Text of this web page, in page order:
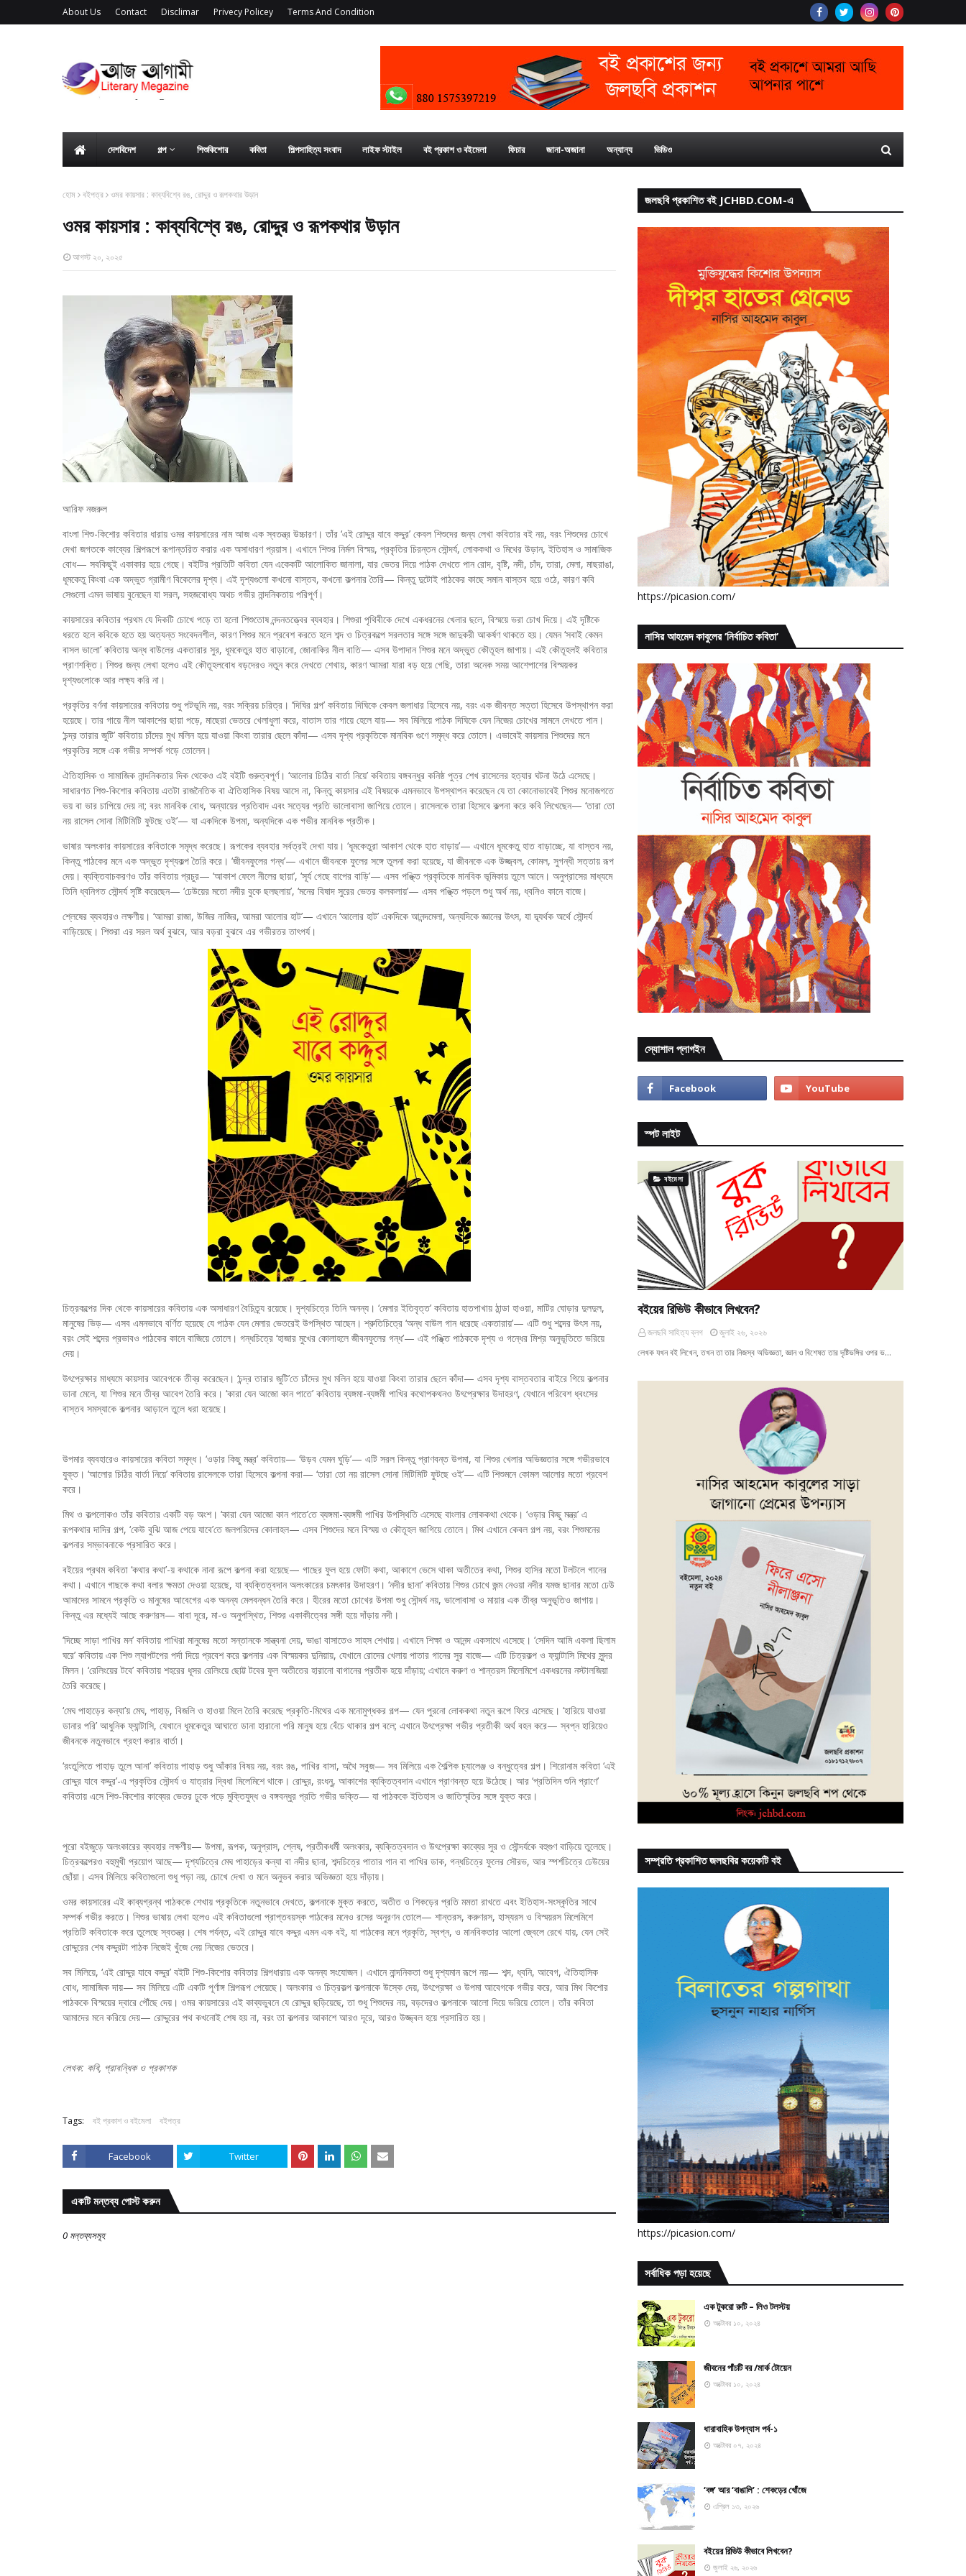
About Us Contact Disclimar Privecy Policey Terms And Condition
দেশবিদেশ গল্প শিশুকিশোর কবিতা শিল্পসাহিত্য সংবাদ লাইফ স্টাইল বই প্রকাশ ও বইমেলা ফিচার জানা-অজানা অন্যান্য ভিডিও
হোম বইপত্র ওমর কায়সার : কাব্যবিশ্বে রঙ, রোদ্দুর ও রূপকথার উড়ান
ওমর কায়সার : কাব্যবিশ্বে রঙ, রোদ্দুর ও রূপকথার উড়ান
আগস্ট ২০, ২০২৫
আরিফ নজরুল
বাংলা শিশু-কিশোর কবিতার ধারায় ওমর কায়সারের নাম আজ এক স্বতন্ত্র উচ্চারণ। তাঁর ‘এই রোদ্দুর যাবে কদ্দুর’ কেবল শিশুদের জন্য লেখা কবিতার বই নয়, বরং শিশুদের চোখে
দেখা জগতকে কাব্যের শিল্পরূপে রূপান্তরিত করার এক অসাধারণ প্রয়াস। এখানে শিশুর নির্মল বিস্ময়, প্রকৃতির চিরন্তন সৌন্দর্য, লোককথা ও মিথের উড়ান, ইতিহাস ও সামাজিক
বোধ— সবকিছুই একাকার হয়ে গেছে। বইটির প্রতিটি কবিতা যেন একেকটি আলোকিত জানালা, যার ভেতর দিয়ে পাঠক দেখতে পান রোদ, বৃষ্টি, নদী, চাঁদ, তারা, মেলা, মাছরাঙা,
ধূমকেতু কিংবা এক অদ্ভুত গ্রামীণ বিকেলের দৃশ্য। এই দৃশ্যগুলো কখনো বাস্তব, কখনো কল্পনার তৈরি— কিন্তু দুটোই পাঠকের কাছে সমান বাস্তব হয়ে ওঠে, কারণ কবি
সেগুলো এমন ভাষায় বুনেছেন যা সরল, সহজবোধ্য অথচ গভীর নান্দনিকতায় পরিপূর্ণ।
কায়সারের কবিতার প্রথম যে দিকটি চোখে পড়ে তা হলো শিশুতোষ নন্দনতত্ত্বের ব্যবহার। শিশুরা পৃথিবীকে দেখে একধরনের খেলার ছলে, বিস্ময়ে ভরা চোখ দিয়ে। এই দৃষ্টিকে
ধরতে হলে কবিকে হতে হয় অত্যন্ত সংবেদনশীল, কারণ শিশুর মনে প্রবেশ করতে হলে শব্দ ও চিত্রকল্পে সরলতার সঙ্গে সঙ্গে জাদুকরী আকর্ষণ থাকতে হয়। যেমন ‘সবাই কেমন
বাসল ভালো’ কবিতায় অন্ধ বাউলের একতারার সুর, ধূমকেতুর হাত বাড়ানো, জোনাকির নীল বাতি— এসব উপাদান শিশুর মনে অদ্ভুত কৌতূহল জাগায়। এই কৌতূহলই কবিতার
প্রাণশক্তি। শিশুর জন্য লেখা হলেও এই কৌতূহলবোধ বড়দেরও নতুন করে দেখতে শেখায়, কারণ আমরা যারা বড় হয়ে গেছি, তারা অনেক সময় আশেপাশের বিস্ময়কর
দৃশ্যগুলোকে আর লক্ষ্য করি না।
প্রকৃতির বর্ণনা কায়সারের কবিতায় শুধু পটভূমি নয়, বরং সক্রিয় চরিত্র। ‘দিঘির গল্প’ কবিতায় দিঘিকে কেবল জলাধার হিসেবে নয়, বরং এক জীবন্ত সত্তা হিসেবে উপস্থাপন করা
হয়েছে। তার গায়ে নীল আকাশের ছায়া পড়ে, মাছেরা ভেতরে খেলাধুলা করে, বাতাস তার গায়ে হেলে যায়— সব মিলিয়ে পাঠক দিঘিকে যেন নিজের চোখের সামনে দেখতে পান।
‘চন্দ্র তারার জুটি’ কবিতায় চাঁদের মুখ মলিন হয়ে যাওয়া কিংবা তারার ছেলে কাঁদা— এসব দৃশ্য প্রকৃতিকে মানবিক গুণে সমৃদ্ধ করে তোলে। এভাবেই কায়সার শিশুদের মনে
প্রকৃতির সঙ্গে এক গভীর সম্পর্ক গড়ে তোলেন।
ঐতিহাসিক ও সামাজিক নান্দনিকতার দিক থেকেও এই বইটি গুরুত্বপূর্ণ। ‘আলোর চিঠির বার্তা নিয়ে’ কবিতায় বঙ্গবন্ধুর কনিষ্ঠ পুত্র শেখ রাসেলের হত্যার ঘটনা উঠে এসেছে।
সাধারণত শিশু-কিশোর কবিতায় এতটা রাজনৈতিক বা ঐতিহাসিক বিষয় আসে না, কিন্তু কায়সার এই বিষয়কে এমনভাবে উপস্থাপন করেছেন যে তা কোনোভাবেই শিশুর মনোজগতে
ভয় বা ভার চাপিয়ে দেয় না; বরং মানবিক বোধ, অন্যায়ের প্রতিবাদ এবং সত্যের প্রতি ভালোবাসা জাগিয়ে তোলে। রাসেলকে তারা হিসেবে কল্পনা করে কবি লিখেছেন— ‘তারা তো
নয় রাসেল সোনা মিটিমিটি ফুটছে ওই’— যা একদিকে উপমা, অন্যদিকে এক গভীর মানবিক প্রতীক।
ভাষার অলংকার কায়সারের কবিতাকে সমৃদ্ধ করেছে। রূপকের ব্যবহার সর্বত্রই দেখা যায়। ‘ধূমকেতুরা আকাশ থেকে হাত বাড়ায়’— এখানে ধূমকেতু হাত বাড়াচ্ছে, যা বাস্তব নয়,
কিন্তু পাঠকের মনে এক অদ্ভুত দৃশ্যকল্প তৈরি করে। ‘জীবনফুলের গন্ধ’— এখানে জীবনকে ফুলের সঙ্গে তুলনা করা হয়েছে, যা জীবনকে এক উজ্জ্বল, কোমল, সুগন্ধী সত্তায় রূপ
দেয়। ব্যক্তিবাচকরণও তাঁর কবিতায় প্রচুর— ‘আকাশ ফেলে নীলের ছায়া’, ‘সূর্য গেছে বাপের বাড়ি’— এসব পঙ্ক্তি প্রকৃতিকে মানবিক ভূমিকায় তুলে আনে। অনুপ্রাসের মাধ্যমে
তিনি ধ্বনিগত সৌন্দর্য সৃষ্টি করেছেন— ‘ঢেউয়ের মতো নদীর বুকে ছলছলায়’, ‘মনের বিষাদ সুরের ভেতর কলকলায়’— এসব পঙ্ক্তি পড়লে শুধু অর্থ নয়, ধ্বনিও কানে বাজে।
শ্লেষের ব্যবহারও লক্ষণীয়। ‘আমরা রাজা, উজির নাজির, আমরা আলোর হাট’— এখানে ‘আলোর হাট’ একদিকে আনন্দমেলা, অন্যদিকে জ্ঞানের উৎস, যা দ্ব্যর্থক অর্থে সৌন্দর্য
বাড়িয়েছে। শিশুরা এর সরল অর্থ বুঝবে, আর বড়রা বুঝবে এর গভীরতর তাৎপর্য।
চিত্রকল্পের দিক থেকে কায়সারের কবিতায় এক অসাধারণ বৈচিত্র্য রয়েছে। দৃশ্যচিত্রে তিনি অনন্য। ‘মেলার ইতিবৃত্ত’ কবিতায় হাতপাখায় ঠান্ডা হাওয়া, মাটির ঘোড়ার দুলদুল,
মানুষের ভিড়— এসব এমনভাবে বর্ণিত হয়েছে যে পাঠক যেন মেলার ভেতরেই উপস্থিত আছেন। শ্রুতিচিত্রে ‘অন্ধ বাউল গান ধরেছে একতারায়’— এটি শুধু শব্দের উৎস নয়,
বরং সেই শব্দের প্রভাবও পাঠকের কানে বাজিয়ে তোলে। গন্ধচিত্রে ‘হাজার মুখের কোলাহলে জীবনফুলের গন্ধ’— এই পঙ্ক্তি পাঠককে দৃশ্য ও গন্ধের মিশ্র অনুভূতিতে ভরিয়ে
দেয়।
উৎপ্রেক্ষার মাধ্যমে কায়সার আবেগকে তীব্র করেছেন। ‘চন্দ্র তারার জুটি’তে চাঁদের মুখ মলিন হয়ে যাওয়া কিংবা তারার ছেলে কাঁদা— এসব দৃশ্য বাস্তবতার বাইরে গিয়ে কল্পনার
ডানা মেলে, যা শিশুর মনে তীব্র আবেগ তৈরি করে। ‘কারা যেন আজো কান পাতে’ কবিতায় ব্যঙ্গমা-ব্যঙ্গমী পাখির কথোপকথনও উৎপ্রেক্ষার উদাহরণ, যেখানে পরিবেশ ধ্বংসের
বাস্তব সমস্যাকে কল্পনার আড়ালে তুলে ধরা হয়েছে।
উপমার ব্যবহারেও কায়সারের কবিতা সমৃদ্ধ। ‘ওড়ার কিছু মন্ত্র’ কবিতায়— ‘উড়ব যেমন ঘুড়ি’— এটি সরল কিন্তু প্রাণবন্ত উপমা, যা শিশুর খেলার অভিজ্ঞতার সঙ্গে গভীরভাবে
যুক্ত। ‘আলোর চিঠির বার্তা নিয়ে’ কবিতায় রাসেলকে তারা হিসেবে কল্পনা করা— ‘তারা তো নয় রাসেল সোনা মিটিমিটি ফুটছে ওই’— এটি শিশুমনে কোমল আলোর মতো প্রবেশ
করে।
মিথ ও কল্পলোকও তাঁর কবিতার একটি বড় অংশ। ‘কারা যেন আজো কান পাতে’তে ব্যঙ্গমা-ব্যঙ্গমী পাখির উপস্থিতি এসেছে বাংলার লোককথা থেকে। ‘ওড়ার কিছু মন্ত্র’ এ
রূপকথার দাদির গল্প, ‘কেউ বুঝি আজ পেয়ে যাবে’তে জলপরিদের কোলাহল— এসব শিশুদের মনে বিস্ময় ও কৌতূহল জাগিয়ে তোলে। মিথ এখানে কেবল গল্প নয়, বরং শিশুমনের
কল্পনার সম্ভাবনাকে প্রসারিত করে।
বইয়ের প্রথম কবিতা ‘কথার কথা’-য় কথাকে নানা রূপে কল্পনা করা হয়েছে— গাছের ফুল হয়ে ফোটা কথা, আকাশে ভেসে থাকা অতীতের কথা, শিশুর হাসির মতো টলটলে গানের
কথা। এখানে গাছকে কথা বলার ক্ষমতা দেওয়া হয়েছে, যা ব্যক্তিত্বদান অলংকারের চমৎকার উদাহরণ। ‘নদীর ছানা’ কবিতায় শিশুর চোখে জন্ম নেওয়া নদীর যমজ ছানার মতো ঢেউ
আমাদের সামনে প্রকৃতি ও মানুষের আবেগের এক অনন্য মেলবন্ধন তৈরি করে। হীরের মতো চোখের উপমা শুধু সৌন্দর্য নয়, ভালোবাসা ও মায়ার এক তীব্র অনুভূতিও জাগায়।
কিন্তু এর মধ্যেই আছে করুণরস— বাবা দূরে, মা-ও অনুপস্থিত, শিশুর একাকীত্বের সঙ্গী হয়ে দাঁড়ায় নদী।
‘দিচ্ছে সাড়া পাখির মন’ কবিতায় পাখিরা মানুষের মতো সন্তানকে সান্ত্বনা দেয়, ভাঙা বাসাতেও সাহস শেখায়। এখানে শিক্ষা ও আনন্দ একসাথে এসেছে। ‘সেদিন আমি একলা ছিলাম
ঘরে’ কবিতায় এক শিশু ল্যাপটপের পর্দা দিয়ে প্রবেশ করে কল্পনার এক বিস্ময়কর দুনিয়ায়, যেখানে রোদের খেলায় পাতার গানের সুর বাজে— এটি চিত্রকল্প ও ফ্যান্টাসি মিথের সুন্দর
মিলন। ‘রেলিংয়ের টবে’ কবিতায় শহরের ধূসর রেলিংয়ে ছোট্ট টবের ফুল অতীতের হারানো বাগানের প্রতীক হয়ে দাঁড়ায়; এখানে করুণ ও শান্তরস মিলেমিশে একধরনের নস্টালজিয়া
তৈরি করেছে।
‘মেঘ পাহাড়ের কন্যা’য় মেঘ, পাহাড়, বিজলি ও হাওয়া মিলে তৈরি করেছে প্রকৃতি-মিথের এক মনোমুগ্ধকর গল্প— যেন পুরনো লোককথা নতুন রূপে ফিরে এসেছে। ‘হারিয়ে যাওয়া
ডানার পরি’ আধুনিক ফ্যান্টাসি, যেখানে ধূমকেতুর আঘাতে ডানা হারানো পরি মানুষ হয়ে বেঁচে থাকার গল্প বলে; এখানে উৎপ্রেক্ষা গভীর প্রতীকী অর্থ বহন করে— স্বপ্ন হারিয়েও
জীবনকে নতুনভাবে গ্রহণ করার বার্তা।
‘রংতুলিতে পাহাড় তুলে আনা’ কবিতায় পাহাড় শুধু আঁকার বিষয় নয়, বরং রঙ, পাখির বাসা, অথৈ সবুজ— সব মিলিয়ে এক শৈল্পিক চ্যালেঞ্জ ও বন্ধুত্বের গল্প। শিরোনাম কবিতা ‘এই
রোদ্দুর যাবে কদ্দুর’-এ প্রকৃতির সৌন্দর্য ও যাত্রার দ্বিধা মিলেমিশে থাকে। রোদ্দুর, রংধনু, আকাশের ব্যক্তিত্বদান এখানে প্রাণবন্ত হয়ে উঠেছে। আর ‘প্রতিদিন শুনি প্রাণে’
কবিতায় এসে শিশু-কিশোর কাব্যের ভেতর ঢুকে পড়ে মুক্তিযুদ্ধ ও বঙ্গবন্ধুর প্রতি গভীর ভক্তি— যা পাঠককে ইতিহাস ও জাতিস্মৃতির সঙ্গে যুক্ত করে।
পুরো বইজুড়ে অলংকারের ব্যবহার লক্ষণীয়— উপমা, রূপক, অনুপ্রাস, শ্লেষ, প্রতীকধর্মী অলংকার, ব্যক্তিত্বদান ও উৎপ্রেক্ষা কাব্যের সুর ও সৌন্দর্যকে বহুগুণ বাড়িয়ে তুলেছে।
চিত্রকল্পেরও বহুমুখী প্রয়োগ আছে— দৃশ্যচিত্রে মেঘ পাহাড়ের কন্যা বা নদীর ছানা, শব্দচিত্রে পাতার গান বা পাখির ডাক, গন্ধচিত্রে ফুলের সৌরভ, আর স্পর্শচিত্রে ঢেউয়ের
ছোঁয়া। এসব মিলিয়ে কবিতাগুলো শুধু পড়া নয়, চোখে দেখা ও মনে অনুভব করার অভিজ্ঞতা হয়ে দাঁড়ায়।
ওমর কায়সারের এই কাব্যগ্রন্থ পাঠককে শেখায় প্রকৃতিকে নতুনভাবে দেখতে, কল্পনাকে মুক্ত করতে, অতীত ও শিকড়ের প্রতি মমতা রাখতে এবং ইতিহাস-সংস্কৃতির সাথে
সম্পর্ক গভীর করতে। শিশুর ভাষায় লেখা হলেও এই কবিতাগুলো প্রাপ্তবয়স্ক পাঠকের মনেও রসের অনুরণন তোলে— শান্তরস, করুণরস, হাস্যরস ও বিস্ময়রস মিলেমিশে
প্রতিটি কবিতাকে করে তুলেছে স্বতন্ত্র। শেষ পর্যন্ত, এই রোদ্দুর যাবে কদ্দুর এমন এক বই, যা পাঠকের মনে প্রকৃতি, স্বপ্ন, ও মানবিকতার আলো জ্বেলে রেখে যায়, যেন সেই
রোদ্দুরের শেষ কদ্দুরটা পাঠক নিজেই খুঁজে নেয় নিজের ভেতরে।
সব মিলিয়ে, ‘এই রোদ্দুর যাবে কদ্দুর’ বইটি শিশু-কিশোর কবিতার শিল্পধারায় এক অনন্য সংযোজন। এখানে নান্দনিকতা শুধু দৃশ্যমান রূপে নয়— শব্দ, ধ্বনি, আবেগ, ঐতিহাসিক
বোধ, সামাজিক দায়— সব মিলিয়ে এটি একটি পূর্ণাঙ্গ শিল্পরূপ পেয়েছে। অলংকার ও চিত্রকল্প কল্পনাকে উস্কে দেয়, উৎপ্রেক্ষা ও উপমা আবেগকে গভীর করে, আর মিথ কিশোর
পাঠককে বিস্ময়ের দ্বারে পৌঁছে দেয়। ওমর কায়সারের এই কাব্যভুবনে যে রোদ্দুর ছড়িয়েছে, তা শুধু শিশুদের নয়, বড়দেরও কল্পনাকে আলো দিয়ে ভরিয়ে তোলে। তাঁর কবিতা
আমাদের মনে করিয়ে দেয়— রোদ্দুরের পথ কখনোই শেষ হয় না, বরং তা কল্পনার আকাশে আরও দূরে, আরও উজ্জ্বল হয়ে প্রসারিত হয়।
লেখক: কবি, প্রাবন্ধিক ও প্রকাশক
Tags: বই প্রকাশ ও বইমেলা বইপত্র
Facebook Twitter
একটি মন্তব্য পোস্ট করুন
0 মন্তব্যসমূহ
জলছবি প্রকাশিত বই JCHBD.COM-এ
https://picasion.com/
নাসির আহমেদ কাবুলের ’নির্বাচিত কবিতা’
স্যোশাল প্লাগইন
স্পট লাইট
বইমেলা
বইয়ের রিভিউ কীভাবে লিখবেন?
জলছবি সাহিত্য ব্লগ
জুলাই ২৬, ২০২৬
লেখক যখন বই লিখেন, তখন তা তার নিজস্ব অভিজ্ঞতা, জ্ঞান ও বিশেষত তার দৃষ্টিভঙ্গির ওপর ভ…
সম্প্রতি প্রকাশিত জলছবির কয়েকটি বই
https://picasion.com/
সর্বাধিক পড়া হয়েছে
এক টুকরো রুটি – লিও টলস্টয়
অক্টোবর ১০, ২০২৪
জীবনের পাঁচটি বর /মার্ক টোয়েন
অক্টোবর ১০, ২০২৪
ধারাবাহিক উপন্যাস পর্ব-১
অক্টোবর ০৭, ২০২৪
‘বঙ্গ’ আর ‘বাঙালি’ : শেকড়ের খোঁজে
এপ্রিল ১৩, ২০২৬
বইয়ের রিভিউ কীভাবে লিখবেন?
জুলাই ২৬, ২০২৬